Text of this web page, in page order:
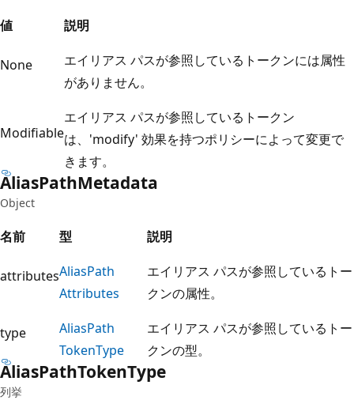
値
説明
None
エイリアス パスが参照しているトークンには属性
がありません。
Modifiable
エイリアス パスが参照しているトークン
は、'modify' 効果を持つポリシーによって変更で
きます。
AliasPathMetadata
Object
名前 型 説明
attributesAliasPath
Attributes
エイリアス パスが参照しているトー
クンの属性。
type AliasPath
TokenType
エイリアス パスが参照しているトー
クンの型。
AliasPathTokenType
列挙